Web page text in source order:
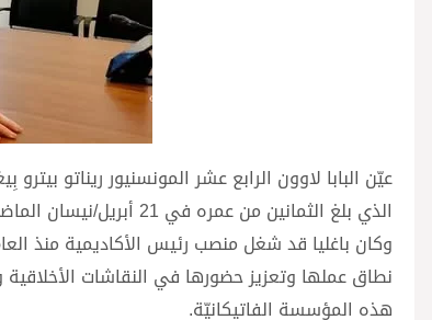
عيّن البابا لاوون الرابع عشر المونسنيور ريناتو بيترو
الذي بلغ الثمانين من عمره في 21 أبريل/نيسان الماضي.
نطاق عملها وتعزيز حضورها في النقاشات
هذه المؤسسة الفاتيكانيّة.